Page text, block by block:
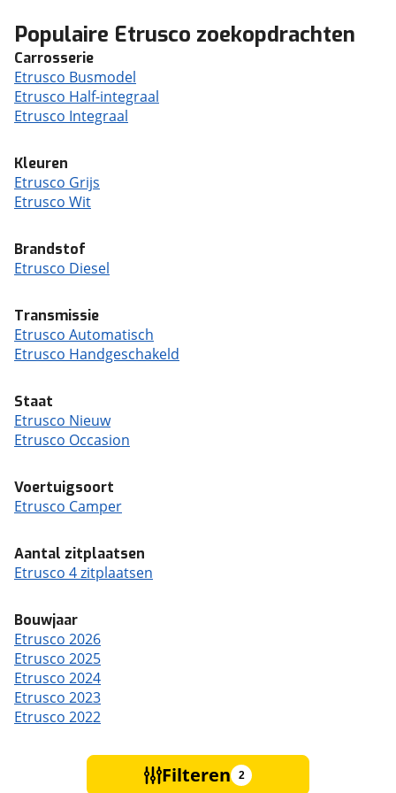
Populaire Etrusco zoekopdrachten
Carrosserie
Etrusco Busmodel
Etrusco Half-integraal
Etrusco Integraal
Kleuren
Etrusco Grijs
Etrusco Wit
Brandstof
Etrusco Diesel
Transmissie
Etrusco Automatisch
Etrusco Handgeschakeld
Staat
Etrusco Nieuw
Etrusco Occasion
Voertuigsoort
Etrusco Camper
Aantal zitplaatsen
Etrusco 4 zitplaatsen
Bouwjaar
Etrusco 2026
Etrusco 2025
Etrusco 2024
Etrusco 2023
Etrusco 2022
Filteren 2